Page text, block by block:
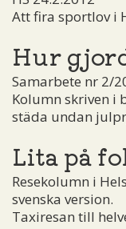
Att fira sportlov i
Hur
Samarbete nr 2/
Kolumn skriven i
städa undan
Lita på
Resekolumn i
svenska version.
Taxiresan till